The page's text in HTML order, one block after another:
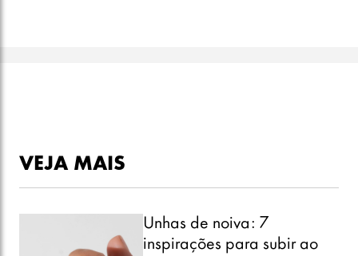
VEJA MAIS
Unhas de noiva: 7
inspirações para subir ao